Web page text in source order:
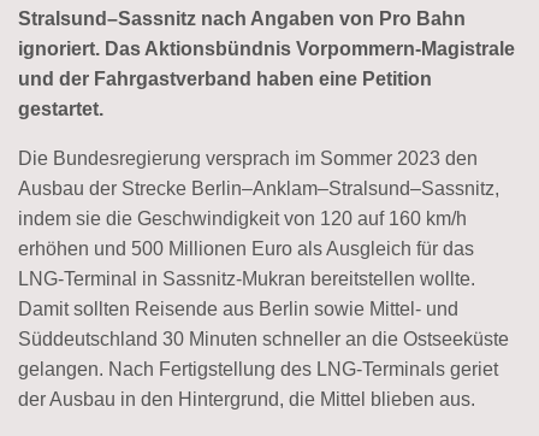
Stralsund–Sassnitz nach Angaben von Pro Bahn
ignoriert. Das Aktionsbündnis Vorpommern-Magistrale
und der Fahrgastverband haben eine Petition
gestartet.
Die Bundesregierung versprach im Sommer 2023 den
Ausbau der Strecke Berlin–Anklam–Stralsund–Sassnitz,
indem sie die Geschwindigkeit von 120 auf 160 km/h
erhöhen und 500 Millionen Euro als Ausgleich für das
LNG-Terminal in Sassnitz-Mukran bereitstellen wollte.
Damit sollten Reisende aus Berlin sowie Mittel- und
Süddeutschland 30 Minuten schneller an die Ostseeküste
gelangen. Nach Fertigstellung des LNG-Terminals geriet
der Ausbau in den Hintergrund, die Mittel blieben aus.